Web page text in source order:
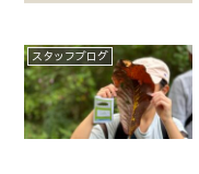
スタッフブログ